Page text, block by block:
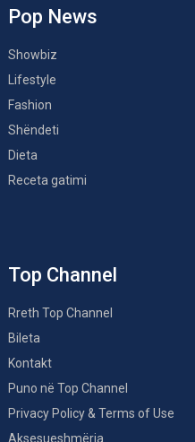
Pop News
Showbiz
Lifestyle
Fashion
Shëndeti
Dieta
Receta gatimi
Top Channel
Rreth Top Channel
Bileta
Kontakt
Puno në Top Channel
Privacy Policy & Terms of Use
Aksesueshmëria